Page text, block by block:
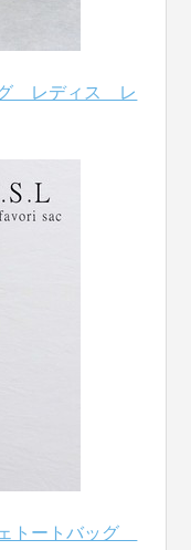
グ レディス レ
トートバッグ